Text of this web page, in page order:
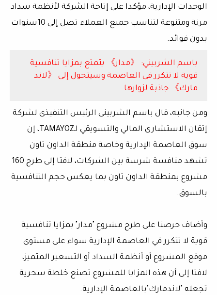
الوحدات الإدارية، مؤكدا على إتاحة الشركة لأنظمة سداد
مرنة ومتنوعة لتناسب جميع العملاء تصل إلى 10سنوات
بدون فوائد.
باسم الشربيني: 《مدار》 يتمتع بمزايا تنافسية
قوية لا تتكرر فى العاصمة وسيتحول إلى 《لاند
مارك》 جاذبة لزوارها
ومن جانبه، قال باسم الشربينى الرئيس التنفيذى لشركة
إتقان الاستشارى المالي والتسويقي لـTAMAYOZ، إن
سوق العاصمة الإدارية وخاصة منطقة الداون تاون
تشهد منافسة شرسة بين الشركات، لافتا إلى طرح 160
مشروع بمنطقة الداون تاون بما يعكس حجم التنافسية
بالسوق.
وأضاف حرصنا على طرح مشروع "مدار" بمزايا تنافسية
قوية لا تتكرر في العاصمة الإدارية سواء على مستوى
موقع المشروع أو أنظمة السداد أو التسعير المتميز،
لافتا إلى أن هذه المزايا للمشروع تصنع خلطة سحرية
تجعله "لاندمارك"بالعاصمة الإدارية.